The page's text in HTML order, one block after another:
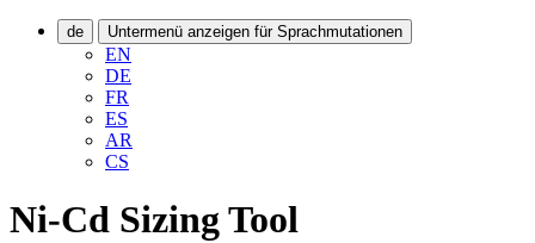
de Untermenü anzeigen für Sprachmutationen
EN
DE
FR
ES
AR
CS
Ni-Cd Sizing Tool